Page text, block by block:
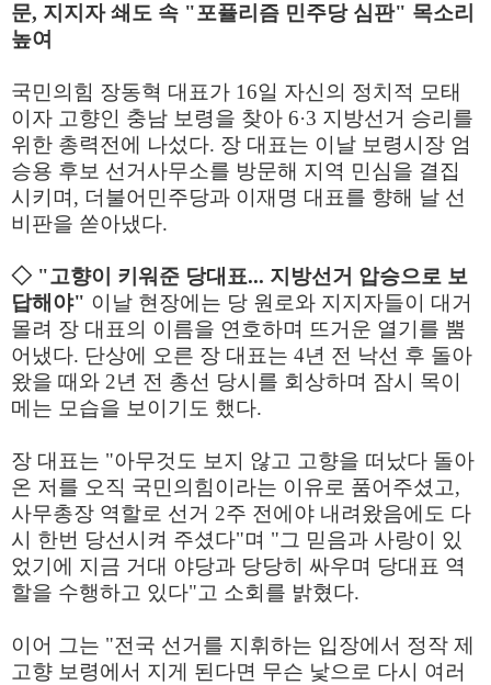
문, 지지자 쇄도 속 "포퓰리즘 민주당 심판" 목소리
높여
국민의힘 장동혁 대표가 16일 자신의 정치적 모태
이자 고향인 충남 보령을 찾아 6·3 지방선거 승리를
위한 총력전에 나섰다. 장 대표는 이날 보령시장 엄
승용 후보 선거사무소를 방문해 지역 민심을 결집
시키며, 더불어민주당과 이재명 대표를 향해 날 선
비판을 쏟아냈다.
◇ "고향이 키워준 당대표... 지방선거 압승으로 보
답해야" 이날 현장에는 당 원로와 지지자들이 대거
몰려 장 대표의 이름을 연호하며 뜨거운 열기를 뿜
어냈다. 단상에 오른 장 대표는 4년 전 낙선 후 돌아
왔을 때와 2년 전 총선 당시를 회상하며 잠시 목이
메는 모습을 보이기도 했다.
장 대표는 "아무것도 보지 않고 고향을 떠났다 돌아
온 저를 오직 국민의힘이라는 이유로 품어주셨고,
사무총장 역할로 선거 2주 전에야 내려왔음에도 다
시 한번 당선시켜 주셨다"며 "그 믿음과 사랑이 있
었기에 지금 거대 야당과 당당히 싸우며 당대표 역
할을 수행하고 있다"고 소회를 밝혔다.
이어 그는 "전국 선거를 지휘하는 입장에서 정작 제
고향 보령에서 지게 된다면 무슨 낯으로 다시 여러